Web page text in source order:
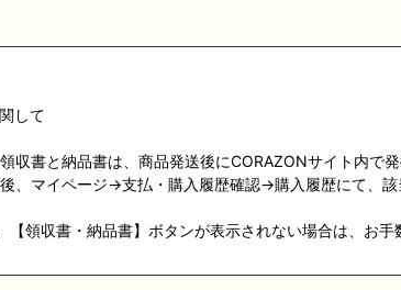
して
収書と納品書は、商品発送後にCORAZONサイト内で発
、マイページ→支払・購入履歴確認→購入履歴にて、
【領収書・納品書】ボタンが表示されない場合は、お